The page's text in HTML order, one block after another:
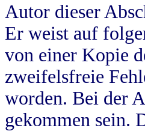
Autor dieser
Er weist auf
von einer Kopie
zweifelsfreie
worden. Bei der
gekommen sein.